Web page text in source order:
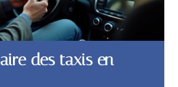
des taxis en